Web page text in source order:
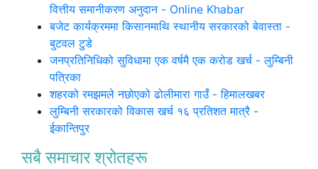
वित्तीय समानीकरण अनुदान - Online Khabar
बजेट कार्यक्रममा किसानमाथि स्थानीय सरकारको बेवास्ता -
बुटवल टुडे
जनप्रतिनिधिको सुविधामा एक वर्षमै एक करोड खर्च - लुम्बिनी
पत्रिका
शहरको रमझमले नछोएको ढोलीमारा गाउँ - हिमालखबर
लुम्बिनी सरकारको विकास खर्च १६ प्रतिशत मात्रै -
ईकान्तिपुर
सबै समाचार श्रोतहरू